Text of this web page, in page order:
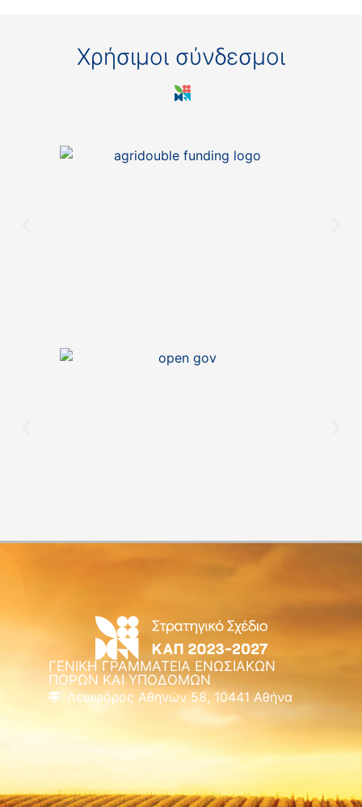
Χρήσιμοι σύνδεσμοι
ΓΕΝΙΚΗ ΓΡΑΜΜΑΤΕΙΑ ΕΝΩΣΙΑΚΩΝ
ΠΟΡΩΝ ΚΑΙ ΥΠΟΔΟΜΩΝ
Λεωφόρος Αθηνών 58, 10441 Αθήνα